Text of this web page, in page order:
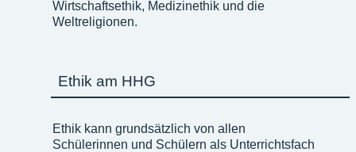
Wirtschaftsethik, Medizinethik und die
Weltreligionen.
Ethik am HHG
Ethik kann grundsätzlich von allen
Schülerinnen und Schülern als Unterrichtsfach